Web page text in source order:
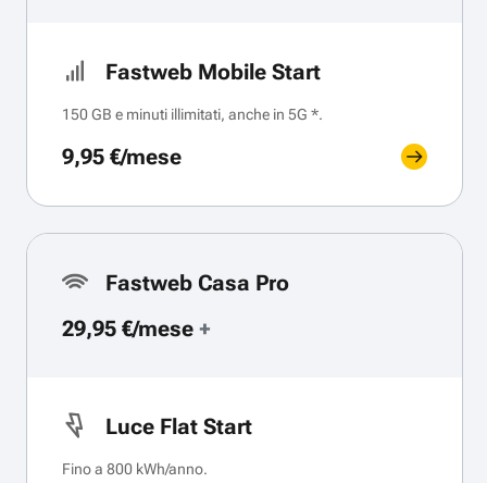
Fastweb Mobile Start
150 GB e minuti illimitati, anche in 5G *.
9,95 €/mese
Fastweb Casa Pro
29,95 €/mese +
Luce Flat Start
Fino a 800 kWh/anno.